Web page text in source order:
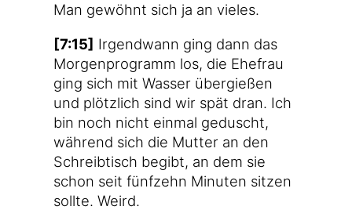
Man gewöhnt sich ja an vieles.
[7:15] Irgend­wann ging dann das
Mor­gen­pro­gramm los, die Ehe­frau
ging sich mit Was­ser über­gie­ßen
und plötz­lich sind wir spät dran. Ich
bin noch nicht ein­mal geduscht,
wäh­rend sich die Mut­ter an den
Schreib­tisch begibt, an dem sie
schon seit fünf­zehn Minu­ten sit­zen
soll­te. Weird.